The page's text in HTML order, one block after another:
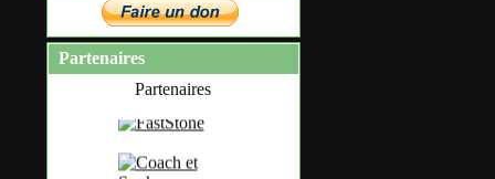
Partenaires
Partenaires